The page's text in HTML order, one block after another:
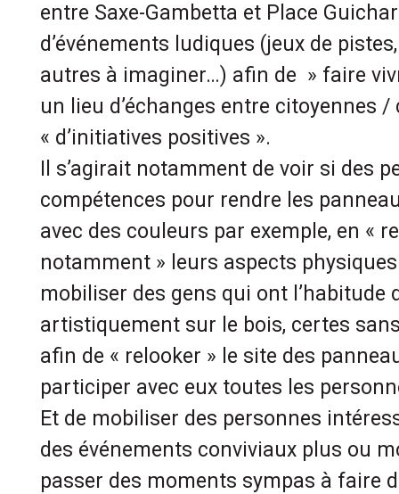
entre Saxe-Gambetta et Place
d’événements ludiques (jeux de
autres à imaginer…) afin de » faire
un lieu d’échanges entre citoyennes
« d’initiatives positives ».
Il s’agirait notamment de voir si des
compétences pour rendre les
avec des couleurs par exemple, en «
notamment » leurs aspects
mobiliser des gens qui ont l’habitude
artistiquement sur le bois, certes
afin de « relooker » le site des
participer avec eux toutes les
Et de mobiliser des personnes
des événements conviviaux plus ou
passer des moments sympas à faire